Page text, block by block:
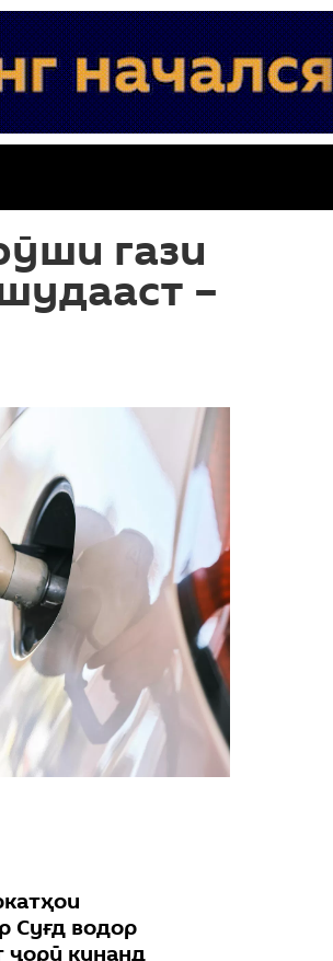
гази
–
Суғд водор
кунанд